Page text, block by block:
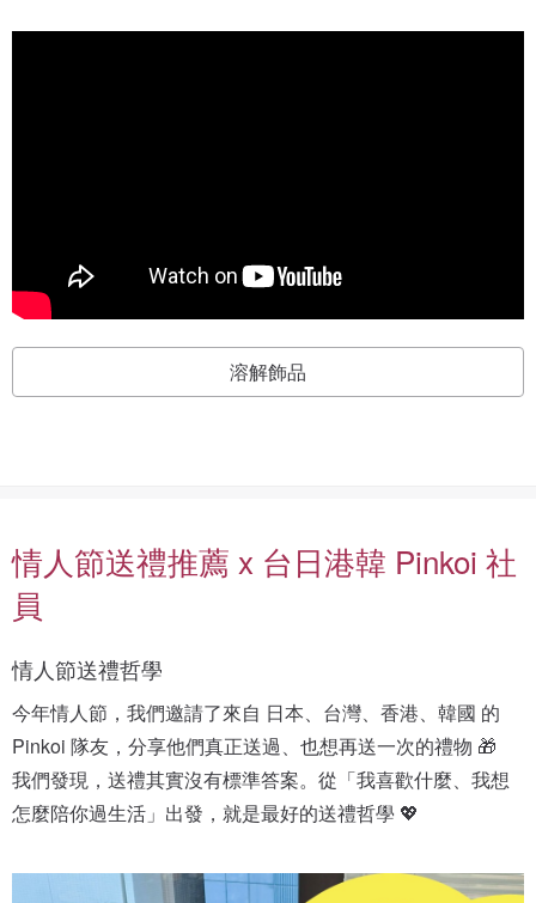
溶解飾品
情人節送禮推薦 x 台日港韓 Pinkoi 社
員
情人節送禮哲學
今年情人節，我們邀請了來自 日本、台灣、香港、韓國 的
Pinkoi 隊友，分享他們真正送過、也想再送一次的禮物 🎁
我們發現，送禮其實沒有標準答案。從「我喜歡什麼、我想
怎麼陪你過生活」出發，就是最好的送禮哲學 💖